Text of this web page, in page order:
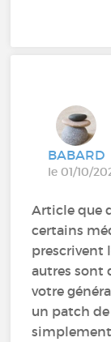
BABARD
le 01/10/
Article que
certains
prescrivent
autres sont
votre
un patch
simplement